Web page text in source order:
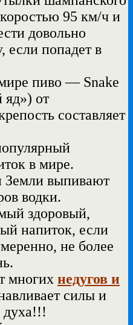
95 км/ч и
довольно
если попадет в
пиво — Snake
яд») от
составляет
в мире.
выпивают
водки.
здоровый,
напиток, если
не более
многих недугов и
силы и
духа!!!